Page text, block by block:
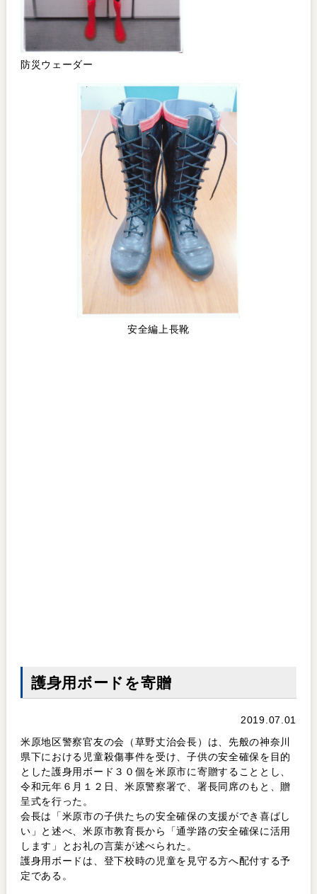
防災ウェーダー
安全編上長靴
護身用ボードを寄贈
2019.07.01
米原地区警察官友の会（草野丈治会長）は、先般の神奈川
県下における児童殺傷事件を受け、子供の安全確保を目的
とした護身用ボード３０個を米原市に寄贈することとし、
令和元年６月１２日、米原警察署で、署長同席のもと、贈
呈式を行った。
会長は「米原市の子供たちの安全確保の支援ができ喜ばし
い」と述べ、米原市教育長から「通学路の安全確保に活用
します」とお礼の言葉が述べられた。
護身用ボードは、登下校時の児童を見守る方へ配付する予
定である。